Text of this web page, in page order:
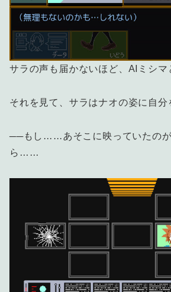
サラの声も届かないほど、AIミシマ
それを見て、サラはナオの姿に自分
──もし……あそこに映っていたの
ら……